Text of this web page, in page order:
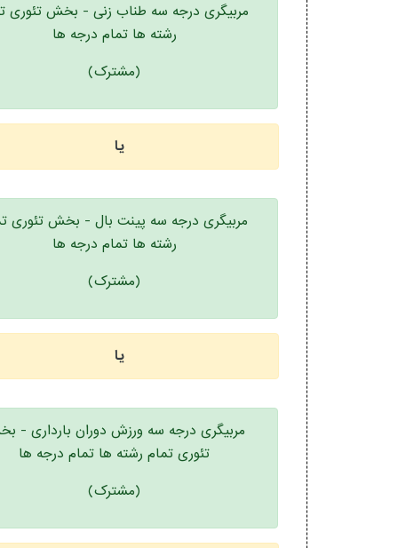
مربیگری درجه سه طناب زنی - بخش تئوری
رشته ها تمام درجه ها
(مشترک)
یا
مربیگری درجه سه پینت بال - بخش تئوری
رشته ها تمام درجه ها
(مشترک)
یا
مربیگری درجه سه ورزش دوران بارداری -
تئوری تمام رشته ها تمام درجه ها
(مشترک)